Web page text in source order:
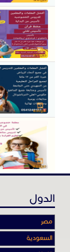
الدول